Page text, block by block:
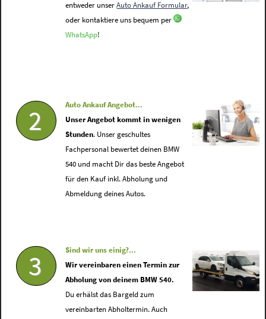
entweder unserAuto Ankauf Formular,
oder kontaktiere uns bequem per
WhatsApp!
2
Auto Ankauf Angebot...
Unser Angebot kommt in wenigen
Stunden. Unser geschultes
Fachpersonal bewertet deinen BMW
540 und macht Dir das beste Angebot
für den Kauf inkl. Abholung und
Abmeldung deines Autos.
3
Sind wir uns einig?...
Wir vereinbaren einen Termin zur
Abholung von deinem BMW 540.
Du erhälst das Bargeld zum
vereinbarten Abholtermin. Auch